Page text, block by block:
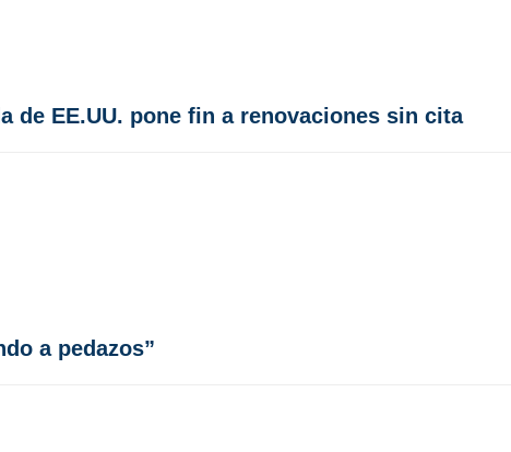
de EE.UU. pone fin a renovaciones sin cita
a pedazos”